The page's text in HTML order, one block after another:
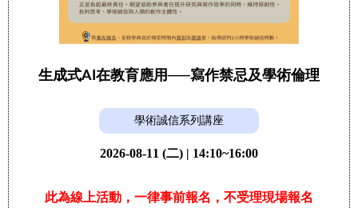
生成式AI在教育應用──寫作禁忌及學術倫理
學術誠信系列講座
2026-08-11 (二) | 14:10~16:00
此為線上活動，一律事前報名，不受理現場報名